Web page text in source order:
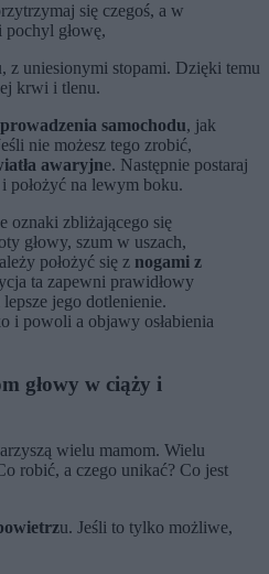
się czegoś, a w
głowę,
z uniesionymi stopami. Dzięki temu
krwi i tlenu.
prowadzenia samochodu, jak
nie możesz tego zrobić,
awaryjne. Następnie postaraj
położyć na lewym boku.
oznaki zbliżającego się
głowy, szum w uszach,
położyć się z nogami z
ta zapewni prawidłowy
jego dotlenienie.
i powoli a objawy osłabienia
głowy w ciąży i
wielu mamom. Wielu
robić, a czego unikać? Co jest
u. Jeśli to tylko możliwe,